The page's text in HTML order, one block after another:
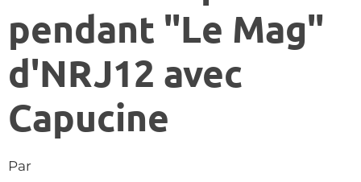
pendant "Le Mag"
d'NRJ12 avec
Capucine
Par